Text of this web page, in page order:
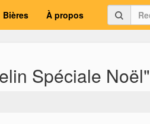
Bières À propos
Spéciale Noël"